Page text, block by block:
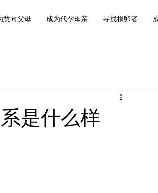
意向父母 成为代孕母亲 寻找捐卵者
是什么样